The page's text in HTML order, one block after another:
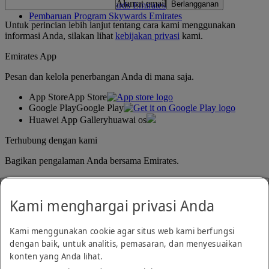
Aturan Program Skywards Emirates
Pembaruan Program Skywards Emirates
Alamat email
Berlangganan
Untuk perincian lebih lanjut tentang cara kami menggunakan
informasi Anda, silakan lihat kebijakan privasi kami.
Emirates App
Pesan dan kelola penerbangan Anda di mana saja.
App StoreApp Store
Google PlayGoogle Play
Huawei App Galleryhuawai os
Terhubung dengan kami
Bagikan pengalaman Anda bersama Emirates.
Pernyataan aksesibilitas
Kami menghargai privasi Anda
Kami menggunakan cookie agar situs web kami berfungsi
dengan baik, untuk analitis, pemasaran, dan menyesuaikan
konten yang Anda lihat.